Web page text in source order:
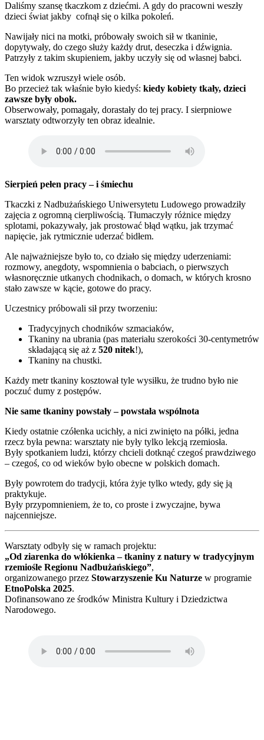
Daliśmy szansę tkaczkom z dziećmi. A gdy do pracowni weszły
dzieci świat jakby cofnął się o kilka pokoleń.
Nawijały nici na motki, próbowały swoich sił w tkaninie,
dopytywały, do czego służy każdy drut, deseczka i dźwignia.
Patrzyły z takim skupieniem, jakby uczyły się od własnej babci.
Ten widok wzruszył wiele osób.
Bo przecież tak właśnie było kiedyś: kiedy kobiety tkały, dzieci
zawsze były obok.
Obserwowały, pomagały, dorastały do tej pracy. I sierpniowe
warsztaty odtworzyły ten obraz idealnie.
Sierpień pełen pracy – i śmiechu
Tkaczki z Nadbużańskiego Uniwersytetu Ludowego prowadziły
zajęcia z ogromną cierpliwością. Tłumaczyły różnice między
splotami, pokazywały, jak prostować błąd wątku, jak trzymać
napięcie, jak rytmicznie uderzać bidłem.
Ale najważniejsze było to, co działo się między uderzeniami:
rozmowy, anegdoty, wspomnienia o babciach, o pierwszych
własnoręcznie utkanych chodnikach, o domach, w których krosno
stało zawsze w kącie, gotowe do pracy.
Uczestnicy próbowali sił przy tworzeniu:
Tradycyjnych chodników szmaciaków,
Tkaniny na ubrania (pas materiału szerokości 30-centymetrów
składającą się aż z 520 nitek!),
Tkaniny na chustki.
Każdy metr tkaniny kosztował tyle wysiłku, że trudno było nie
poczuć dumy z postępów.
Nie same tkaniny powstały – powstała wspólnota
Kiedy ostatnie czółenka ucichły, a nici zwinięto na półki, jedna
rzecz była pewna: warsztaty nie były tylko lekcją rzemiosła.
Były spotkaniem ludzi, którzy chcieli dotknąć czegoś prawdziwego
– czegoś, co od wieków było obecne w polskich domach.
Były powrotem do tradycji, która żyje tylko wtedy, gdy się ją
praktykuje.
Były przypomnieniem, że to, co proste i zwyczajne, bywa
najcenniejsze.
Warsztaty odbyły się w ramach projektu:
„Od ziarenka do włókienka – tkaniny z natury w tradycyjnym
rzemiośle Regionu Nadbużańskiego”,
organizowanego przez Stowarzyszenie Ku Naturze w programie
EtnoPolska 2025.
Dofinansowano ze środków Ministra Kultury i Dziedzictwa
Narodowego.